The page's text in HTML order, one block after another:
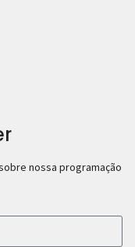
nossa programação